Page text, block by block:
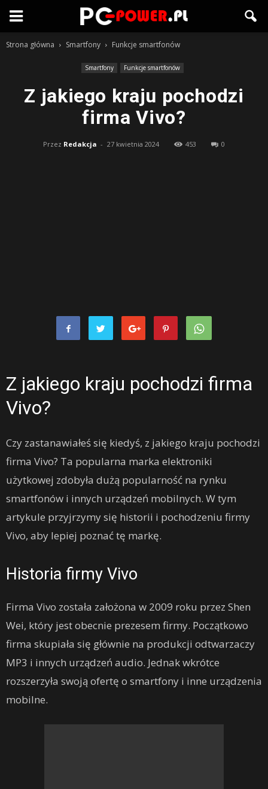
Strona główna Smartfony Funkcje smartfonów
Smartfony Funkcje smartfonów
Z jakiego kraju pochodzi
firma Vivo?
Przez Redakcja - 27 kwietnia 2024 453 0
Z jakiego kraju pochodzi firma
Vivo?
Czy zastanawiałeś się kiedyś, z jakiego kraju pochodzi
firma Vivo? Ta popularna marka elektroniki
użytkowej zdobyła dużą popularność na rynku
smartfonów i innych urządzeń mobilnych. W tym
artykule przyjrzymy się historii i pochodzeniu firmy
Vivo, aby lepiej poznać tę markę.
Historia firmy Vivo
Firma Vivo została założona w 2009 roku przez Shen
Wei, który jest obecnie prezesem firmy. Początkowo
firma skupiała się głównie na produkcji odtwarzaczy
MP3 i innych urządzeń audio. Jednak wkrótce
rozszerzyła swoją ofertę o smartfony i inne urządzenia
mobilne.